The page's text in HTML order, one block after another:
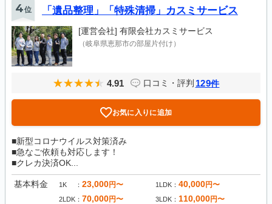
4位 「遺品整理」「特殊清掃」カスミサービス
[運営会社] 有限会社カスミサービス
（岐阜県恵那市の部屋片付け）
4.91 口コミ・評判 129件
お気に入りに追加
■新型コロナウイルス対策済み
■急なご依頼も対応します！
■クレカ決済OK...
基本料金 1K 23,000円〜 1LDK 40,000円〜
2LDK 70,000円〜 3LDK 110,000円〜